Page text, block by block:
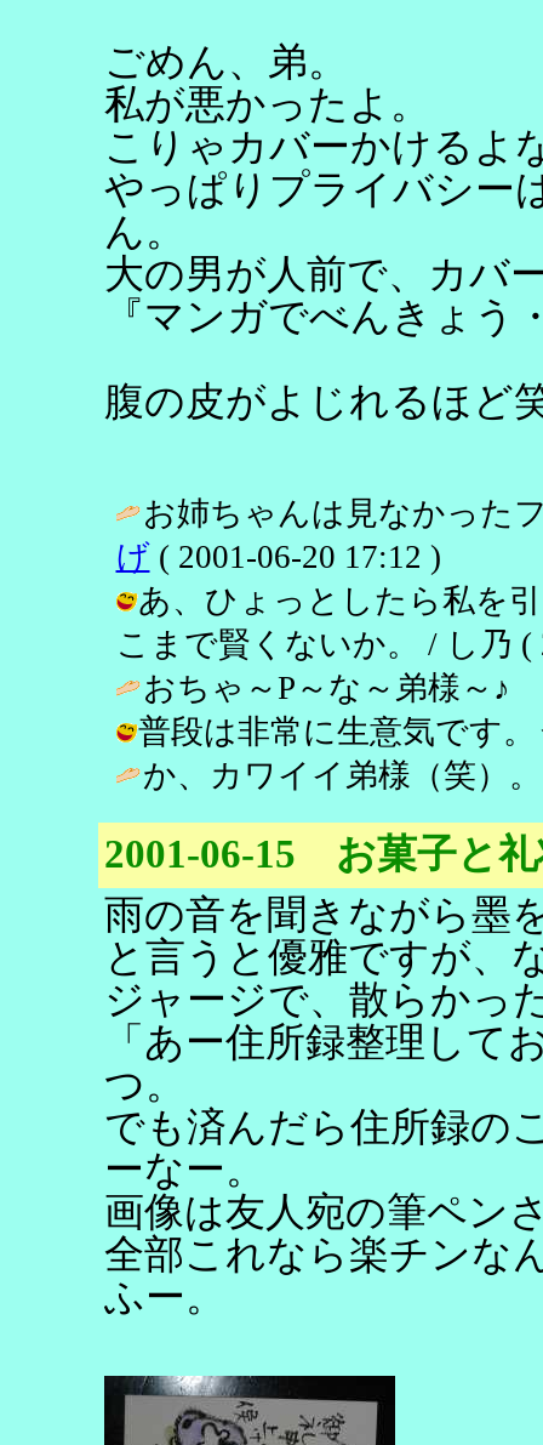
ごめん、弟。
私が悪かったよ。
こりゃカバーかけるよ
やっぱりプライバシー
ん。
大の男が人前で、カバ
『マンガでべんきょう
腹の皮がよじれるほど
お姉ちゃんは見なかった
げ( 2001-06-20 17:12 )
あ、ひょっとしたら私を
こまで賢くないか。 / し乃 (
おちゃ～P～な～弟様～
普段は非常に生意気です。
か、カワイイ弟様（笑）
2001-06-15 お菓子と
雨の音を聞きながら墨
と言うと優雅ですが、
ジャージで、散らかっ
「あー住所録整理して
つ。
でも済んだら住所録の
ーなー。
画像は友人宛の筆ペン
全部これなら楽チンな
ふー。